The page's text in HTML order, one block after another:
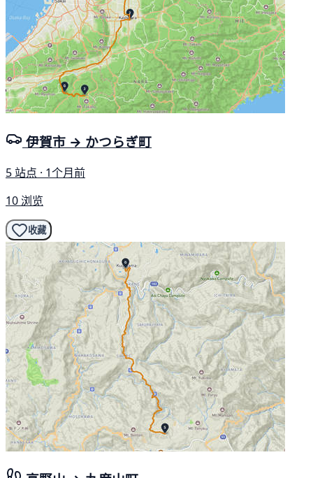
伊賀市 → かつらぎ町
5 站点 · 1个月前
10 浏览
收藏